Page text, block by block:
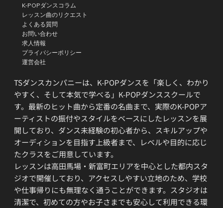
TSダンスカンパニーは、K-POPダンスを「楽しく、わかり
やすく、そして本気で学べる」K-POPダンススクールで
す。最新のヒット曲から定番の名曲まで、実際のK-POPア
ーティストの振付やスタイルをベースにしたレッスンを展
開しており、ダンス未経験の初心者から、スキルアップや
オーディションを目指す上級者まで、レベルや目的に応じ
たクラスをご用意しています。
レッスンは高田馬場・新富町エリアを中心とした都内スタ
ジオで開催しており、アクセスしやすい立地のため、学校
や仕事帰りにも無理なく通うことができます。スタジオは
清潔で、初めての方やお子さまでも安心して利用できる環
K-POPダンスコラム
レッスン曲のリクエスト
よくある質問
お問い合わせ
求人情報
プライバシーポリシー
運営会社